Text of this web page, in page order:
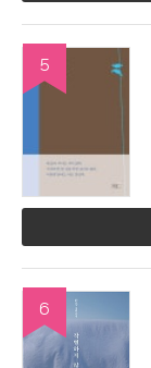
5
6